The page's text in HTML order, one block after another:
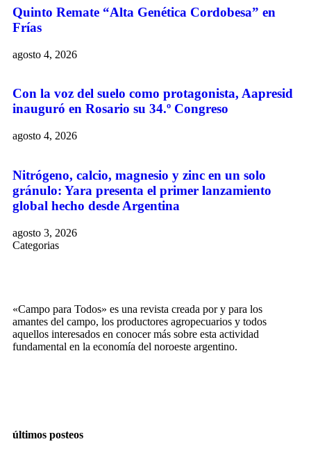
Quinto Remate “Alta Genética Cordobesa” en
Frías
agosto 4, 2026
Con la voz del suelo como protagonista, Aapresid
inauguró en Rosario su 34.º Congreso
agosto 4, 2026
Nitrógeno, calcio, magnesio y zinc en un solo
gránulo: Yara presenta el primer lanzamiento
global hecho desde Argentina
agosto 3, 2026
Categorias
«Campo para Todos» es una revista creada por y para los
amantes del campo, los productores agropecuarios y todos
aquellos interesados en conocer más sobre esta actividad
fundamental en la economía del noroeste argentino.
últimos posteos